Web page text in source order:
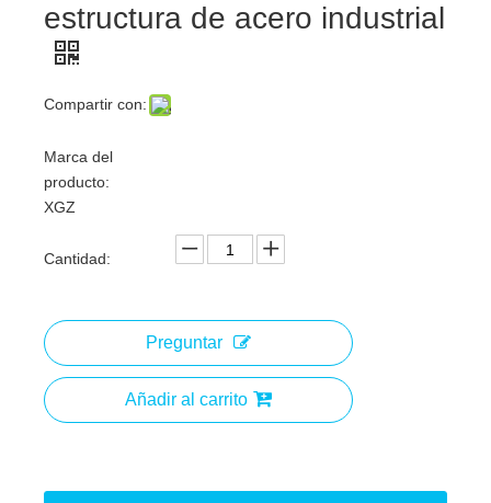
estructura de acero industrial
Compartir con:
Marca del
producto:
XGZ
Cantidad:
Preguntar
Añadir al carrito